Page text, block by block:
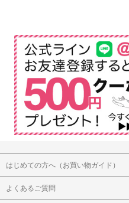
はじめての方へ（お買い物ガイド）
よくあるご質問